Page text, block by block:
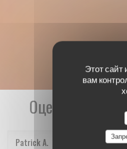
Этот сайт
вам
Оценки наших
PatrickA